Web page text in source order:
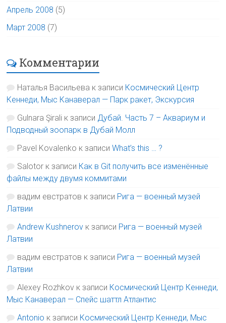
Апрель 2008 (5)
Март 2008 (7)
Комментарии
Наталья Васильева к записи Космический Центр
Кеннеди, Мыс Канаверал — Парк ракет, Экскурсия
Gulnara Şirali к записи Дубай. Часть 7 – Аквариум и
Подводный зоопарк в Дубай Молл
Pavel Kovalenko к записиWhat’s this … ?
Salotor к записи Как в Git получить все изменённые
файлы между двумя коммитами
вадим евстратов к записи Рига — военный музей
Латвии
Andrew Kushnerov к записи Рига — военный музей
Латвии
вадим евстратов к записи Рига — военный музей
Латвии
Alexey Rozhkov к записи Космический Центр Кеннеди,
Мыс Канаверал — Спейс шаттл Атлантис
Antonio к записи Космический Центр Кеннеди, Мыс